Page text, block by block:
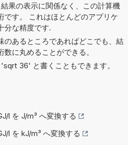
果の表示に関係なく、この計算機
です。 これはほとんどのアプリケ
分な精度です.
のあるところであればどこでも、結
に丸めることができる。
36' と書くこともできます。
l を J/m³ へ変換する
l を kJ/m³ へ変換する